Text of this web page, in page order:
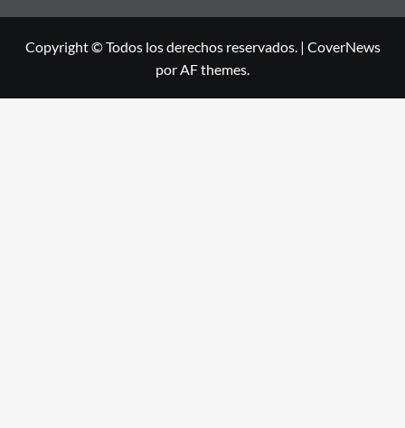
Copyright © Todos los derechos reservados. | CoverNews
por AF themes.